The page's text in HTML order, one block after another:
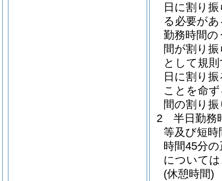
日に割り
る必要が
勤務時間の
間が割り
として規
日に割り
ことを命
間の割り
2
半日勤務
等及び短時
時間45分
について
(休憩時間)